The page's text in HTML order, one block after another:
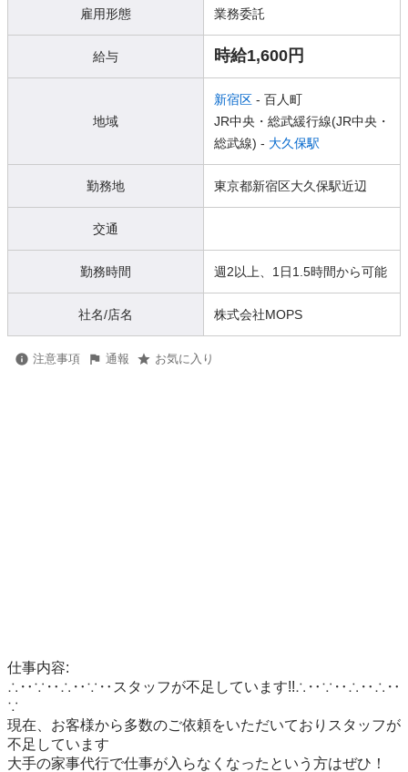
雇用形態 業務委託
給与 時給1,600円
地域
新宿区 - 百人町
JR中央・総武緩行線(JR中央・
総武線) - 大久保駅
勤務地 東京都新宿区大久保駅近辺
交通
勤務時間 週2以上、1日1.5時間から可能
社名/店名 株式会社MOPS
注意事項 通報 お気に入り
仕事内容:
∴‥∵‥∴‥∵‥スタッフが不足しています!!∴‥∵‥∴‥∴‥
∵
現在、お客様から多数のご依頼をいただいておりスタッフが
不足しています
大手の家事代行で仕事が入らなくなったという方はぜひ！